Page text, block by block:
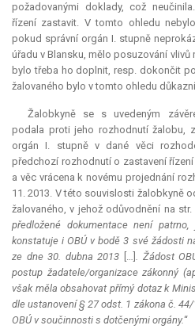
požadovanými doklady, což
řízení zastavit. V tomto ohledu
pokud správní orgán I. stupně
úřadu v Blansku, mělo posuzování
bylo třeba ho doplnit, resp. dokončit
žalovaného bylo v tomto ohledu
Žalobkyně se s uvedeným
podala proti jeho rozhodnutí žalobu,
orgán I. stupně v dané věci
předchozí rozhodnutí o zastavení
a věc vrácena k novému projednání
11. 2013. V této souvislosti žalobkyně
žalovaného, v jehož odůvodnění na
předložené dokumentace není
konstatuje i OBÚ v bodě 3 své žádosti
ze dne 30. dubna 2013
[…]. Žádost
postup žadatele/organizace zákonný
však měla obsahovat přímý dotaz k
dle ustanovení § 27 odst. 1 zákona č.
OBÚ v součinnosti s dotčenými orgány.“